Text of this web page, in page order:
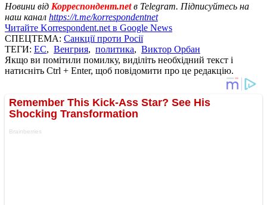
Новини від Корреспондент.netв Telegram. Підписуйтесь на
наш канал https://t.me/korrespondentnet
Читайте Korrespondent.net в Google News
СПЕЦТЕМА: Санкції проти Росії
ТЕГИ: ЕС, Венгрия, политика, Виктор Орбан
Якщо ви помітили помилку, виділіть необхідний текст і
натисніть Ctrl + Enter, щоб повідомити про це редакцію.